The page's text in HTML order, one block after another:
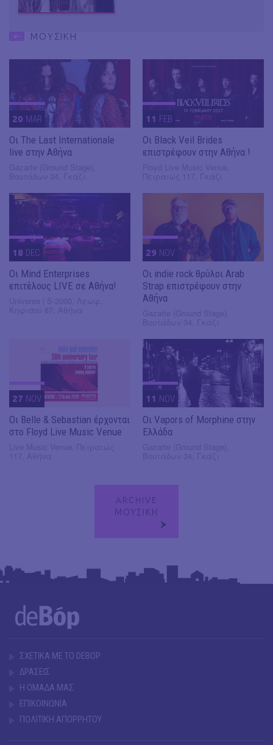
ΜΟΥΣΙΚΗ
20 MAR
Οι The Last Internationale
live στην Αθήνα
11 FEB
Οι Black Veil Brides
επιστρέφουν στην Αθήνα !
18 DEC
Οι Mind Enterprises
επιτέλους LIVE σε Αθήνα!
29 NOV
Οι indie rock θρύλοι Arab
Strap επιστρέφουν στην
Αθήνα
27 NOV
Οι Belle & Sebastian έρχονται
στο Floyd Live Music Venue
11 NOV
Οι Vapors of Morphine στην
Ελλάδα
ARCHIVE
ΜΟΥΣΙΚΗ
ΣΧΕΤΙΚΑ ΜΕ ΤΟ DEBOP
ΔΡΑΣΕΙΣ
Η ΟΜΑΔΑ ΜΑΣ
ΕΠΙΚΟΙΝΩΝΙΑ
ΠΟΛΙΤΙΚΗ ΑΠΟΡΡΗΤΟΥ